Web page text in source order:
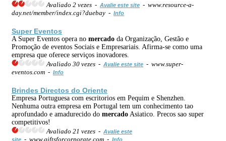
Avaliado 2 vezes - Avalie este site - www.resource-a-
day.net/member/index.cgi?duebay - Info
Super Eventos
A Super Eventos opera no mercado da Organização, Gestão e
Promoção de eventos Sociais e Empresariais. Afirma-se como uma
empresa que oferece serviços inovadores.
Avaliado 30 vezes - Avalie este site - www.super-
eventos.com - Info
Brindes Directos do Oriente
Empresa Portuguesa com escritorios em Pequim e Shenzhen.
Nenhuma outra empresa em Portugal tem um conhecimento tao
aprofundado e amadurecido do mercado Asiatico. Precos sao super
competitivos!
Avaliado 21 vezes - Avalie este
site - www.giftsforcorporate.com - Info